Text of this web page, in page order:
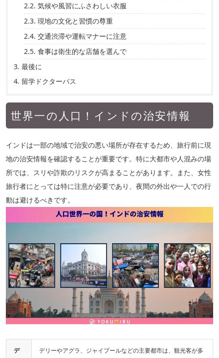
2.2. 気候や風習にふさわしい衣服
2.3. 現地の文化と習慣の尊重
2.4. 交通渋滞や運転マナーに注意
2.5. 食事は衛生的な店舗を選んで
3. 最後に
4. 留学ドクターパス
世界一の人口！インドの治安情報
インドは一部の地域で治安の悪い場所が存在するため、旅行前に現
地の治安情報を確認することが重要です。特に大都市や人混みの場
所では、スリや詐欺のリスクが高まることがあります。また、女性
旅行者にとっては特に注意が必要であり、夜間の外出や一人での行
動は避けるべきです。
デ
デリーやアグラ、ジャイプールなどの主要都市は、観光客が多